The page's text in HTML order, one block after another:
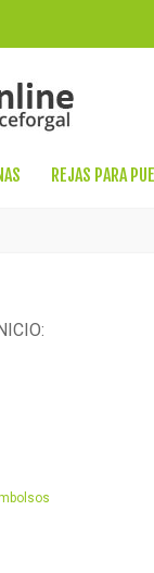
REJAS PARA